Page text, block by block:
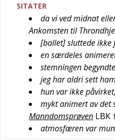
SITATER
da vi ved midnat
Ankomsten til
[ballet] sluttede
en særdeles
stemningen
jeg har aldri sett
hun var ikke
mykt animert av det
Manndomsprøven LBK
atmosfæren var